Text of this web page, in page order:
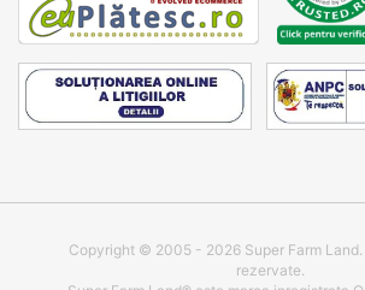
Copyright © 2005 - 2026 Super Farm
rezervate.